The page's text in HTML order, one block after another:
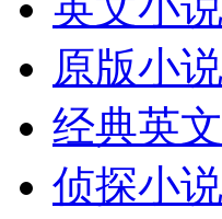
原版小说
经典英
侦探小说